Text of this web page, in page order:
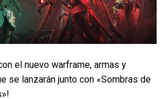
el nuevo warframe, armas y
se lanzarán junto con «Sombras de